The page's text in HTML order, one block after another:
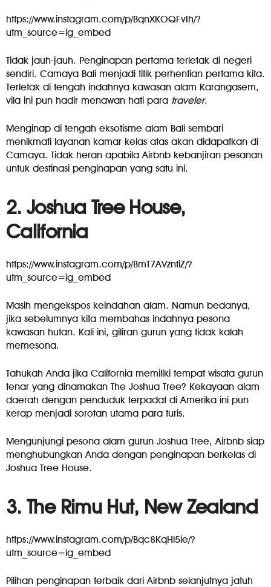
https://www.instagram.com/p/BqnXKOQFvIh/?
utm_source=ig_embed
Tidak jauh-jauh. Penginapan pertama terletak di negeri
sendiri. Camaya Bali menjadi titik perhentian pertama kita.
Terletak di tengah indahnya kawasan alam Karangasem,
vila ini pun hadir menawan hati para traveler.
Menginap di tengah eksotisme alam Bali sembari
menikmati layanan kamar kelas atas akan didapatkan di
Camaya. Tidak heran apabila Airbnb kebanjiran pesanan
untuk destinasi penginapan yang satu ini.
2. Joshua Tree House,
California
https://www.instagram.com/p/BmT7AVznfiZ/?
utm_source=ig_embed
Masih mengekspos keindahan alam. Namun bedanya,
jika sebelumnya kita membahas indahnya pesona
kawasan hutan. Kali ini, giliran gurun yang tidak kalah
memesona.
Tahukah Anda jika California memiliki tempat wisata gurun
tenar yang dinamakan The Joshua Tree? Kekayaan alam
daerah dengan penduduk terpadat di Amerika ini pun
kerap menjadi sorotan utama para turis.
Mengunjungi pesona alam gurun Joshua Tree, Airbnb siap
menghubungkan Anda dengan penginapan berkelas di
Joshua Tree House.
3. The Rimu Hut, New Zealand
https://www.instagram.com/p/Bqc8KqHl5ie/?
utm_source=ig_embed
Pilihan penginapan terbaik dari Airbnb selanjutnya jatuh